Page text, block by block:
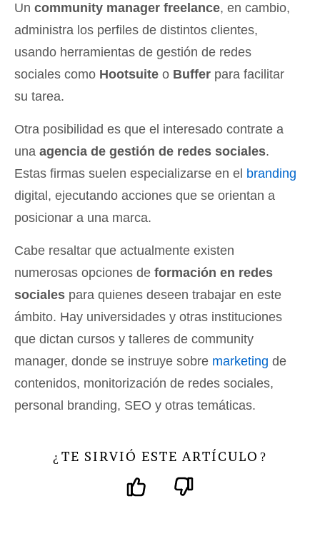
Un community manager freelance, en cambio,
administra los perfiles de distintos clientes,
usando herramientas de gestión de redes
sociales como Hootsuite o Buffer para facilitar
su tarea.
Otra posibilidad es que el interesado contrate a
una agencia de gestión de redes sociales.
Estas firmas suelen especializarse en el branding
digital, ejecutando acciones que se orientan a
posicionar a una marca.
Cabe resaltar que actualmente existen
numerosas opciones de formación en redes
sociales para quienes deseen trabajar en este
ámbito. Hay universidades y otras instituciones
que dictan cursos y talleres de community
manager, donde se instruye sobre marketing de
contenidos, monitorización de redes sociales,
personal branding, SEO y otras temáticas.
¿ TE SIRVIÓ ESTE ARTÍCULO ?